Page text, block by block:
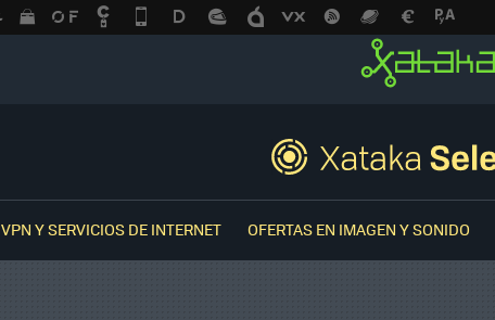
VPN Y SERVICIOS DE INTERNET OFERTAS EN IMAGEN Y SONIDO